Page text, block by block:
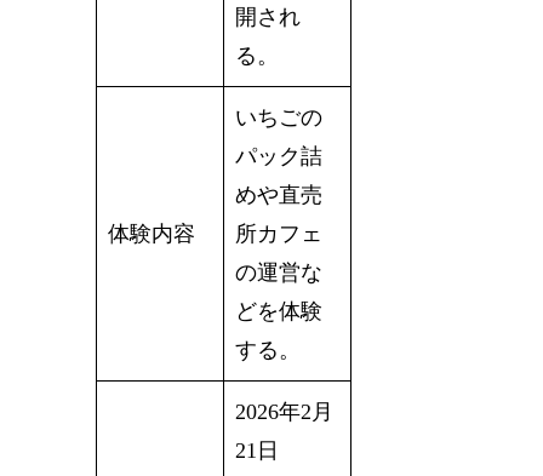
開され
る。
体験内容
いちごの
パック詰
めや直売
所カフェ
の運営な
どを体験
する。
2026年2月
21日